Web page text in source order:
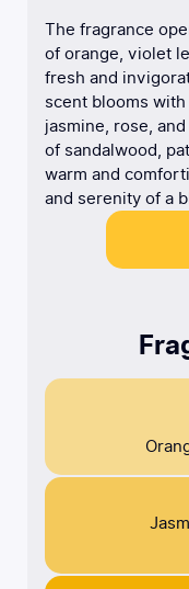
The fragrance
of orange, violet
fresh and
scent blooms
jasmine, rose,
of sandalwood,
warm and
and serenity of a